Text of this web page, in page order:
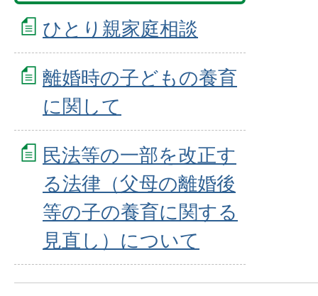
ひとり親家庭相談
離婚時の子どもの養育
に関して
民法等の一部を改正す
る法律（父母の離婚後
等の子の養育に関する
見直し）について